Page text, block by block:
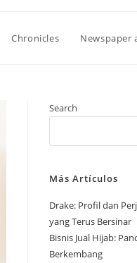
Chronicles Newspaper
Search
Más Artículos
Drake: Profil dan
yang Terus Bersinar
Bisnis Jual Hijab:
Berkembang